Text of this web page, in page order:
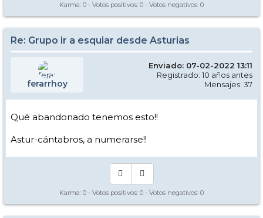
Karma: 0 - Votos positivos: 0 - Votos negativos: 0
Re: Grupo ir a esquiar desde Asturias
ferarrhoy
Enviado: 07-02-2022 13:11
Registrado: 10 años antes
Mensajes: 37
Qué abandonado tenemos esto!!
Astur-cántabros, a numerarse!!
Karma: 0 - Votos positivos: 0 - Votos negativos: 0